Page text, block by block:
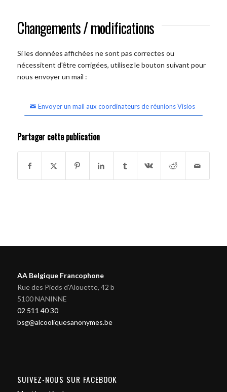
Changements / modifications
Si les données affichées ne sont pas correctes ou
nécessitent d'être corrigées, utilisez le bouton suivant pour
nous envoyer un mail :
Envoyer un mail aux coordinateurs de réunions Visios
Partager cette publication
AA Belgique Francophone
Rue des Pieds d'Alouette, 42 b
5100 NANINNE
02 511 40 30
bsg@alcooliquesanonymes.be
SUIVEZ-NOUS SUR FACEBOOK